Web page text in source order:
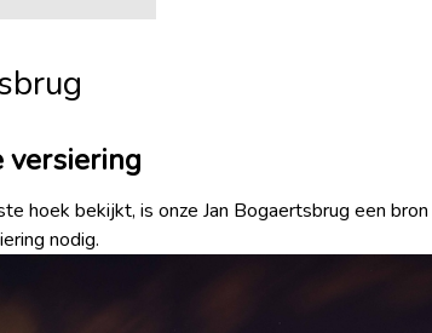
versiering
hoek bekijkt, is onze Jan Bogaertsbrug een bron
nodig.